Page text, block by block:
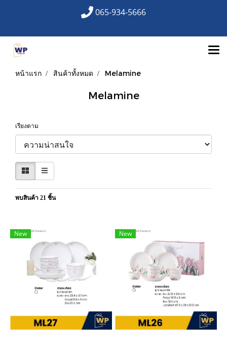
065-934-5666
หน้าแรก สินค้าทั้งหมด Melamine
Melamine
เรียงตาม
พบสินค้า 21 ชิ้น
New New